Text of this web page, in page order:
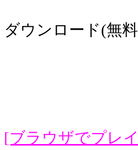
ダウンロード(無
[ブラウザでプレ